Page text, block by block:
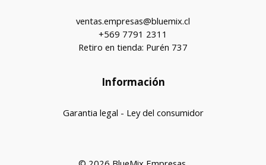
ventas.empresas@bluemix.cl
+569 7791 2311
Retiro en tienda: Purén 737
Información
Garantia legal - Ley del consumidor